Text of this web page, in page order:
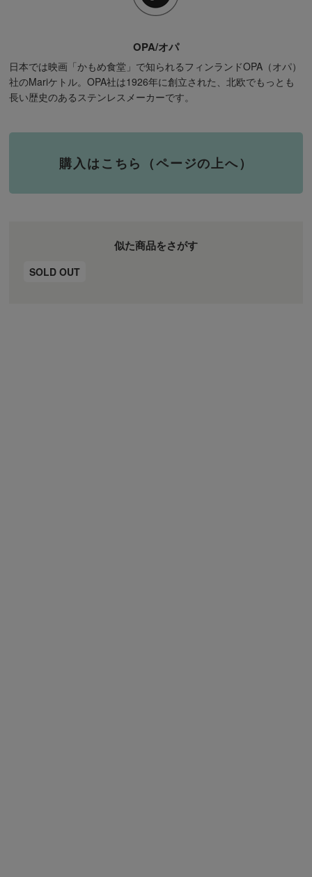
OPA/オパ
日本では映画「かもめ食堂」で知られるフィンランドOPA（オパ）
社のMariケトル。OPA社は1926年に創立された、北欧でもっとも
長い歴史のあるステンレスメーカーです。
購入はこちら（ページの上へ）
似た商品をさがす
SOLD OUT